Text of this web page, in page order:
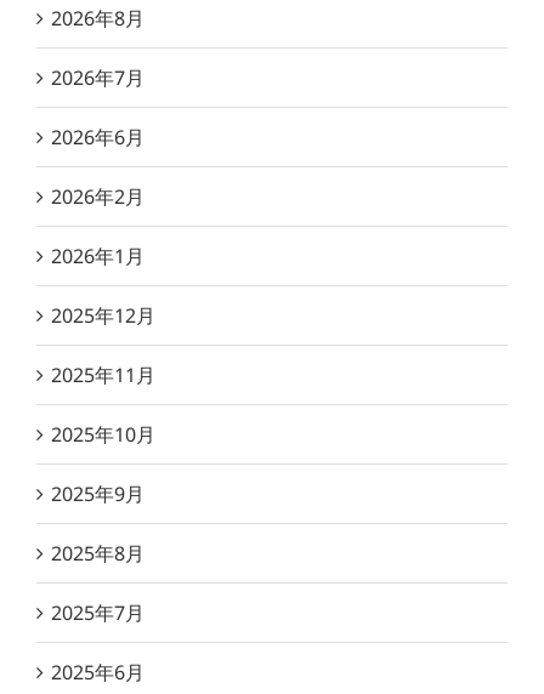
2026年8月
2026年7月
2026年6月
2026年2月
2026年1月
2025年12月
2025年11月
2025年10月
2025年9月
2025年8月
2025年7月
2025年6月